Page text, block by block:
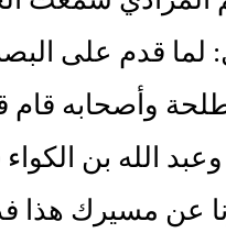
لما قدم على
وأصحابه
الله بن الكواء
عن مسيرك هذا